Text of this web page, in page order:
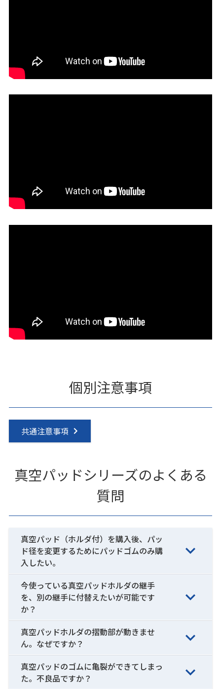
個別注意事項
共通注意事項
真空パッドシリーズのよくある
質問
真空パッド（ホルダ付）を購入後、パッ
ド径を変更するためにパッドゴムのみ購
入したい。
今使っている真空パッドホルダの継手
を、別の継手に付替えたいが可能です
か？
真空パッドホルダの摺動部が動きませ
ん。なぜですか？
真空パッドのゴムに亀裂ができてしまっ
た。不良品ですか？